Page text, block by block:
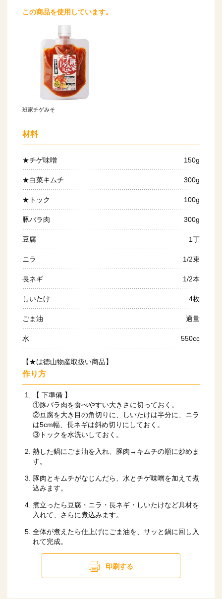
この商品を使用しています。
班家チゲみそ
材料
★チゲ味噌 150g
★白菜キムチ 300g
★トック 100g
豚バラ肉 300g
豆腐 1丁
ニラ 1/2束
長ネギ 1/2本
しいたけ 4枚
ごま油 適量
水 550cc
【★は徳山物産取扱い商品】
作り方
【 下準備 】
①豚バラ肉を食べやすい大きさに切っておく。
②豆腐を大き目の角切りに、しいたけは半分に、ニラ
は5cm幅、長ネギは斜め切りにしておく。
③トックを水洗いしておく。
熱した鍋にごま油を入れ、豚肉→キムチの順に炒めま
す。
豚肉とキムチがなじんだら、水とチゲ味噌を加えて煮
込みます。
煮立ったら豆腐・ニラ・長ネギ・しいたけなど具材を
入れて、さらに煮込みます。
全体が煮えたら仕上げにごま油を、サッと鍋に回し入
れて完成。
印刷する